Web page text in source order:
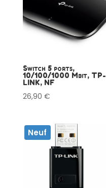
Switch 5 ports,
10/100/1000 Mbit, TP-
LINK, NF
26,90 €
Neuf